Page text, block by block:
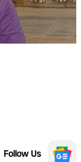
Follow Us